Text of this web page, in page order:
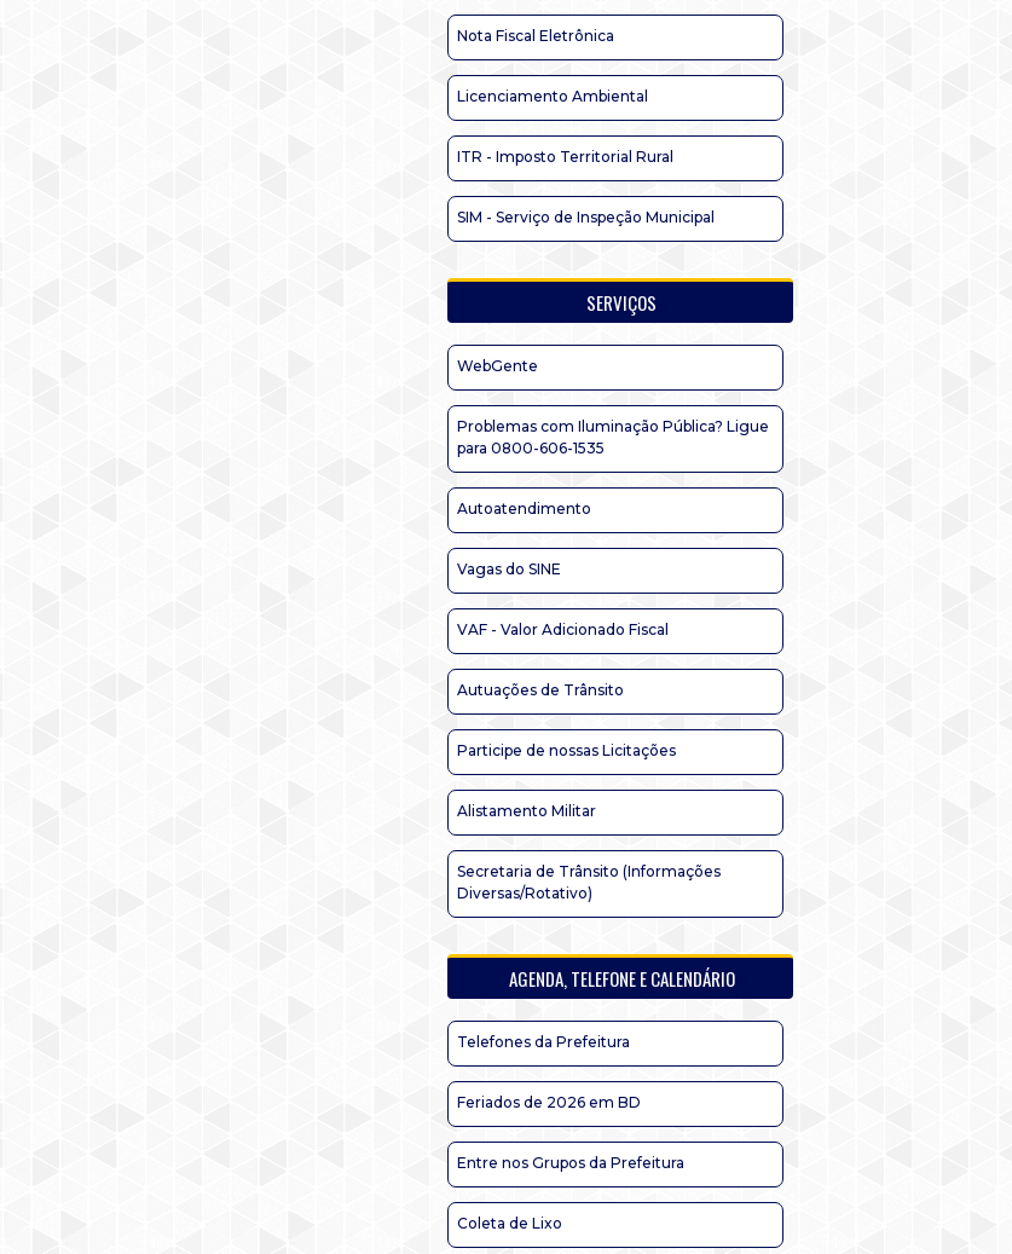
Nota Fiscal Eletrônica
Licenciamento Ambiental
ITR - Imposto Territorial Rural
SIM - Serviço de Inspeção Municipal
SERVIÇOS
WebGente
Problemas com Iluminação Pública? Ligue
para 0800-606-1535
Autoatendimento
Vagas do SINE
VAF - Valor Adicionado Fiscal
Autuações de Trânsito
Participe de nossas Licitações
Alistamento Militar
Secretaria de Trânsito (Informações
Diversas/Rotativo)
AGENDA, TELEFONE E CALENDÁRIO
Telefones da Prefeitura
Feriados de 2026 em BD
Entre nos Grupos da Prefeitura
Coleta de Lixo